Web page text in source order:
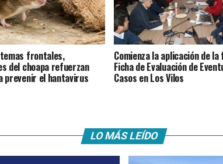
frontales,
del choapa refuerzan
prevenir el hantavirus
Comienza la aplicación de
Ficha de Evaluación de
Casos en Los Vilos
LO MÁS LEÍDO